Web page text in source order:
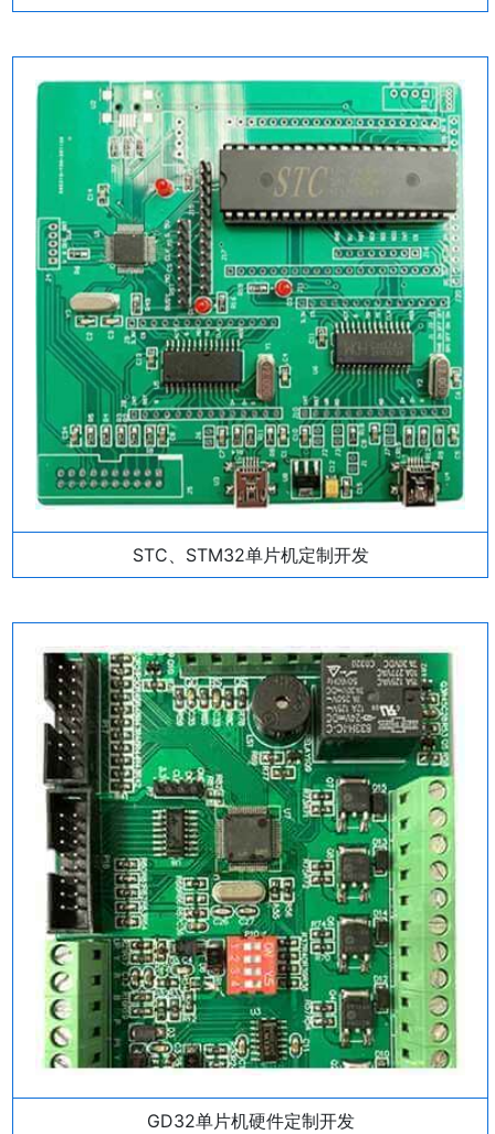
STC、STM32单片机定制开发
GD32单片机硬件定制开发